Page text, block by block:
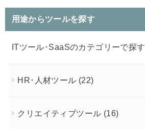
用途からツールを探す
ITツール･SaaSのカテゴリーで探す
HR･人材ツール (22)
クリエイティブツール (16)